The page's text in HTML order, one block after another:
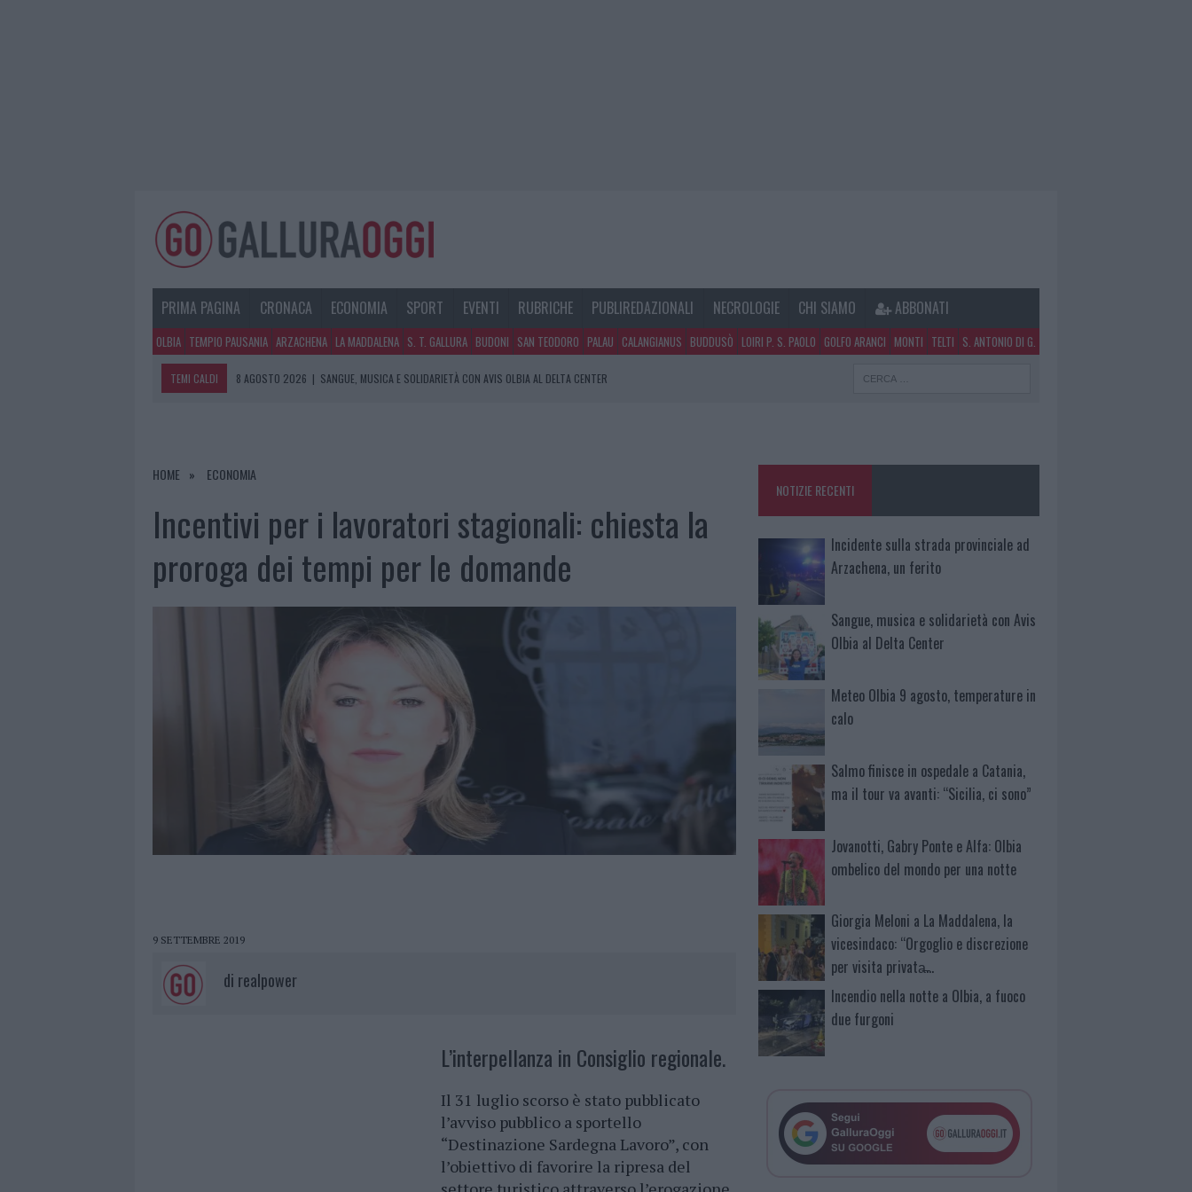
PRIMA PAGINA CRONACA ECONOMIA SPORT EVENTI RUBRICHE PUBLIREDAZIONALI NECROLOGIE CHI SIAMO ABBONATI
OLBIA TEMPIO PAUSANIA ARZACHENA LA MADDALENA S. T. GALLURA BUDONI SAN TEODORO PALAU CALANGIANUS BUDDUSÒ LOIRI P. S. PAOLO GOLFO ARANCI MONTI TELTI S. ANTONIO DI G.
TEMI CALDI 8 AGOSTO 2026 | SANGUE, MUSICA E SOLIDARIETÀ CON AVIS OLBIA AL DELTA CENTER
8 AGOSTO 2026 |
HOME ECONOMIA
Incentivi per i lavoratori stagionali: chiesta la
proroga dei tempi per le domande
9 SETTEMBRE 2019
di realpower
L’interpellanza in Consiglio regionale.
Il 31 luglio scorso è stato pubblicato
l’avviso pubblico a sportello
“Destinazione Sardegna Lavoro”, con
l’obiettivo di favorire la ripresa del
NOTIZIE RECENTI
Incidente sulla strada provinciale ad
Arzachena, un ferito
Sangue, musica e solidarietà con Avis
Olbia al Delta Center
Meteo Olbia 9 agosto, temperature in
calo
Salmo finisce in ospedale a Catania,
ma il tour va avanti: “Sicilia, ci sono”
Jovanotti, Gabry Ponte e Alfa: Olbia
ombelico del mondo per una notte
Giorgia Meloni a La Maddalena, la
vicesindaco: “Orgoglio e discrezione
per visita privata̶…
Incendio nella notte a Olbia, a fuoco
due furgoni